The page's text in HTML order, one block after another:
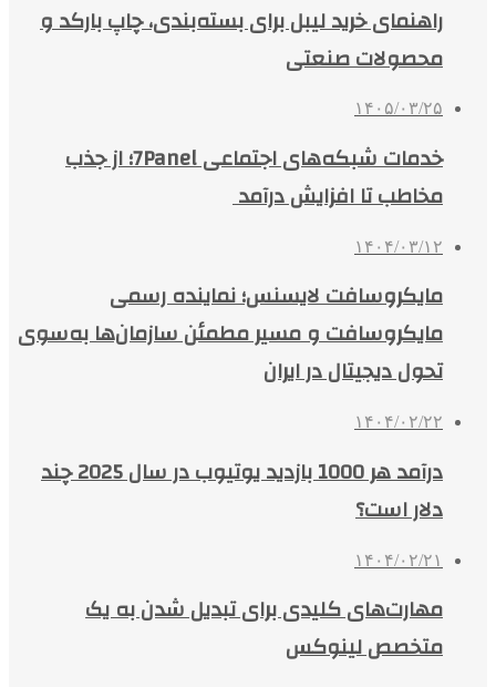
راهنمای خرید لیبل برای بسته‌بندی، چاپ بارکد و
محصولات صنعتی
۱۴۰۵/۰۳/۲۵
خدمات شبکه‌های اجتماعی 7Panel؛ از جذب
مخاطب تا افزایش درآمد
۱۴۰۴/۰۳/۱۲
مایکروسافت لایسنس؛ نماینده رسمی
مایکروسافت و مسیر مطمئن سازمان‌ها به‌سوی
تحول دیجیتال در ایران
۱۴۰۴/۰۲/۲۲
درآمد هر 1000 بازدید یوتیوب در سال 2025 چند
دلار است؟
۱۴۰۴/۰۲/۲۱
مهارت‌های کلیدی برای تبدیل شدن به یک
متخصص لینوکس